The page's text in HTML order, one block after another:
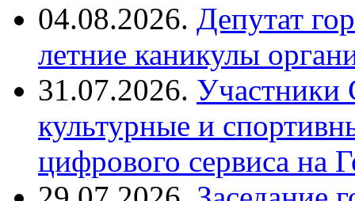
04.08.2026. Депутат
летние каникулы
31.07.2026.
культурные и
цифрового сервиса на